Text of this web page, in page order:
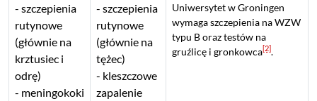
szczepienia
rutynowe
(głównie na
krztusiec i
odrę)
meningokoki
szczepienia
rutynowe
(głównie na
tężec)
kleszczowe
zapalenie
Uniwersytet w Groningen
wymaga szczepienia na WZW
typu B oraz testów na
gruźlicę i gronkowca[2].